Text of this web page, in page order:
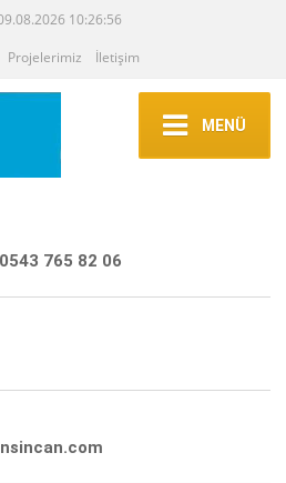
10:26:56
Projelerimiz İletişim
MENÜ
765 82 06